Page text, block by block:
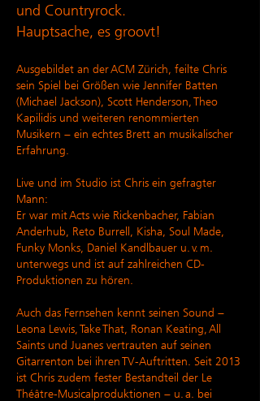
und Countryrock.
Hauptsache, es groovt!
Ausgebildet an der ACM Zürich, feilte Chris
sein Spiel bei Größen wie Jennifer Batten
(Michael Jackson), Scott Henderson, Theo
Kapilidis und weiteren renommierten
Musikern – ein echtes Brett an musikalischer
Erfahrung.
Live und im Studio ist Chris ein gefragter
Mann:
Er war mit Acts wie Rickenbacher, Fabian
Anderhub, Reto Burrell, Kisha, Soul Made,
Funky Monks, Daniel Kandlbauer u. v. m.
unterwegs und ist auf zahlreichen CD-
Produktionen zu hören.
Auch das Fernsehen kennt seinen Sound –
Leona Lewis, Take That, Ronan Keating, All
Saints und Juanes vertrauten auf seinen
Gitarrenton bei ihren TV-Auftritten. Seit 2013
ist Chris zudem fester Bestandteil der Le
Théâtre-Musicalproduktionen – u. a. bei